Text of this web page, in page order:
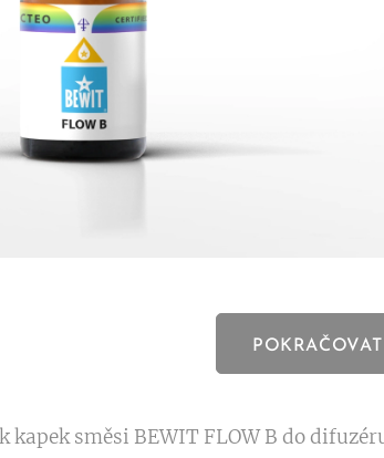
kapek směsi BEWIT FLOW B do